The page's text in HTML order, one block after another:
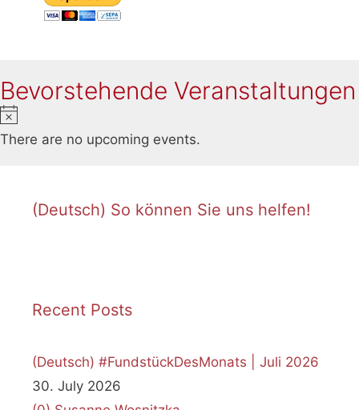
Bevorstehende Veranstaltungen
There are no upcoming events.
(Deutsch) So können Sie uns helfen!
Recent Posts
(Deutsch) #FundstückDesMonats | Juli 2026
30. July 2026